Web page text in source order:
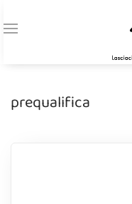
prequalifica